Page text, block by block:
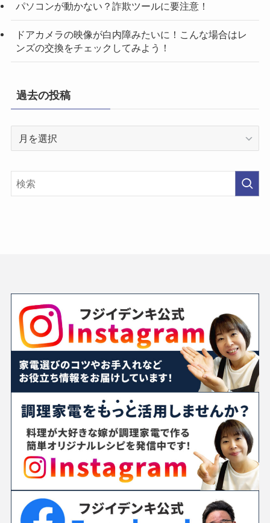
パソコンが動かない？詐欺ツールに要注意！
ドアカメラの映像が白内障みたいに！こんな場合はレ
ンズの交換をチェックしてみよう！
過去の投稿
投